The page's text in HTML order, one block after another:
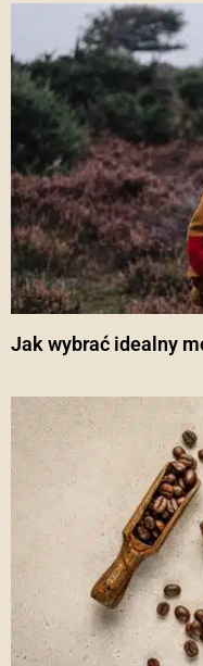
Jak wybrać idealny